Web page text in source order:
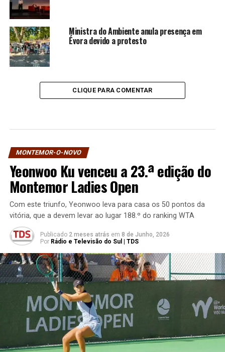
Ministra do Ambiente anula presença em
Évora devido a protesto
CLIQUE PARA COMENTAR
MONTEMOR-O-NOVO
Yeonwoo Ku venceu a 23.ª edição do
Montemor Ladies Open
Com este triunfo, Yeonwoo leva para casa os 50 pontos da
vitória, que a devem levar ao lugar 188.º do ranking WTA
Publicado 2 meses atrás em 8 de Junho, 2026
Por Rádio e Televisão do Sul | TDS